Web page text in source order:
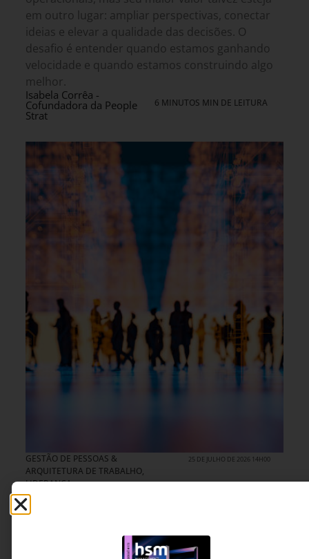
em outro lugar: ampliar perspectivas, conectar
ideias e elevar a qualidade das decisões. O
desafio é entender quando estamos ganhando
velocidade e quando estamos construindo algo
melhor.
Isabela Corrêa -
Cofundadora da People
Strat
6 MINUTOS MIN DE LEITURA
GESTÃO DE PESSOAS &
ARQUITETURA DE TRABALHO,
LIDERANÇA
25 DE JULHO DE 2026 14H00
O engajamento não nasce das pessoas.
Nasce do ambiente.
engajamento como uma característica individual,
quando ele é, em grande parte, resultado do